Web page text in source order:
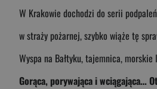
W Krakowie dochodzi do serii
w straży pożarnej, szybko wiąże tę
Wyspa na Bałtyku, tajemnica,
Gorąca, porywająca i wciągająca…